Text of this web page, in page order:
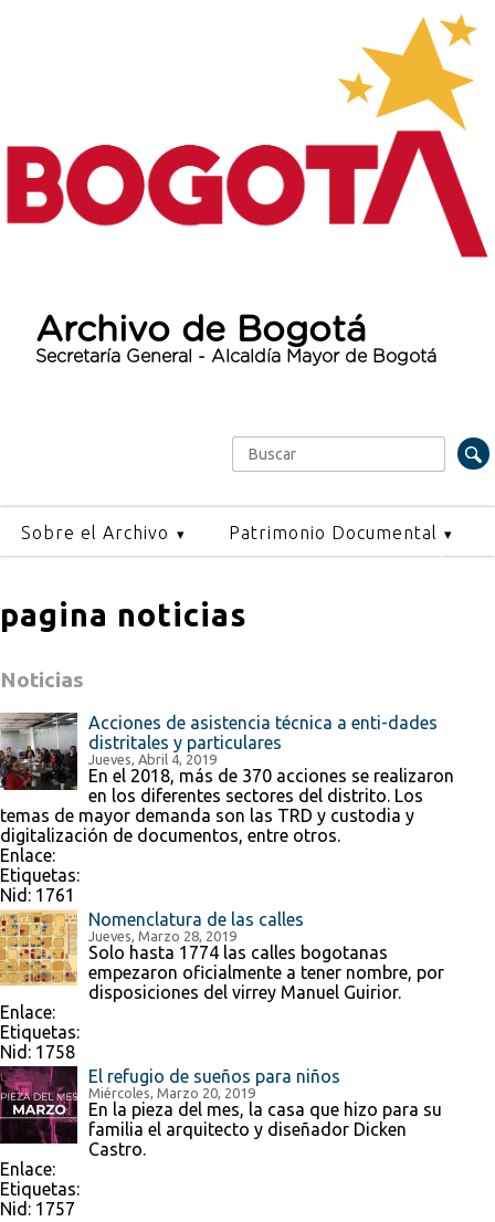
Archivo de Bogotá
Secretaría General - Alcaldía Mayor de Bogotá
Formulario de búsqueda
Buscar
Sobre el Archivo Patrimonio Documental
pagina noticias
Noticias
Acciones de asistencia técnica a enti-dades
distritales y particulares
Jueves, Abril 4, 2019
En el 2018, más de 370 acciones se realizaron
en los diferentes sectores del distrito. Los
temas de mayor demanda son las TRD y custodia y
digitalización de documentos, entre otros.
Enlace:
Etiquetas:
Nid: 1761
Nomenclatura de las calles
Jueves, Marzo 28, 2019
Solo hasta 1774 las calles bogotanas
empezaron oficialmente a tener nombre, por
disposiciones del virrey Manuel Guirior.
Enlace:
Etiquetas:
Nid: 1758
El refugio de sueños para niños
Miércoles, Marzo 20, 2019
En la pieza del mes, la casa que hizo para su
familia el arquitecto y diseñador Dicken
Castro.
Enlace:
Etiquetas:
Nid: 1757